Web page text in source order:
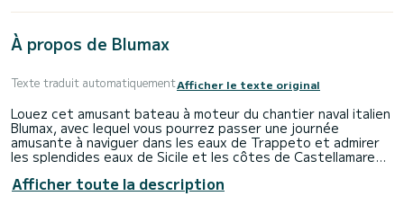
À propos de Blumax
Texte traduit automatiquementAfficher le texte original
Louez cet amusant bateau à moteur du chantier naval italien
Blumax, avec lequel vous pourrez passer une journée
amusante à naviguer dans les eaux de Trappeto et admirer
les splendides eaux de Sicile et les côtes de Castellamare
Zingaro.
Afficher toute la description